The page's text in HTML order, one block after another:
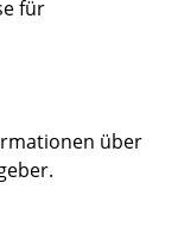
für
über